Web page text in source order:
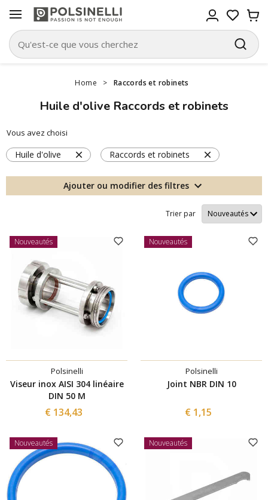
Home > Raccords et robinets
Huile d'olive Raccords et robinets
Vous avez choisi
Huile d'olive Raccords et robinets
Ajouter ou modifier des filtres
Trier par
Nouveautés
Polsinelli
Viseur inox AISI 304 linéaire
DIN 50 M
€ 134,43
Nouveautés
Polsinelli
Joint NBR DIN 10
€ 1,15
Nouveautés Nouveautés